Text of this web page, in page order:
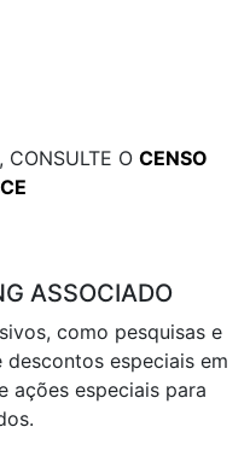
CONSULTE O CENSO
ASSOCIADO
como pesquisas e
especiais em
ações especiais para